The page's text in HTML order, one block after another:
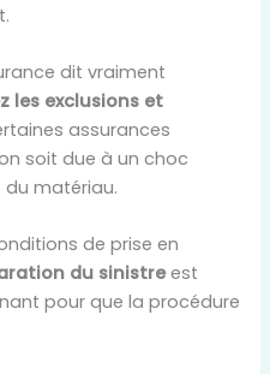
dit vraiment
les exclusions et
assurances
soit due à un choc
matériau.
de prise en
du sinistreest
pour que la procédure